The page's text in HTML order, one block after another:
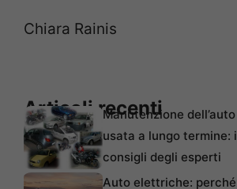
Chiara Rainis
Articoli recentiManutenzione dell’auto
usata a lungo termine: i
consigli degli esperti
Auto elettriche: perché